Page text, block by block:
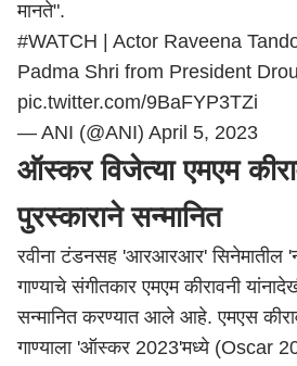
मानते".
#WATCH | Actor Raveena
Padma Shri from President
pic.twitter.com/9BaFYP3TZi
— ANI (@ANI) April 5, 2023
ऑस्कर विजेत्या एमएम
पुरस्काराने सन्मानित
रवीना टंडनसह 'आरआरआर' सिनेमातील
गाण्याचे संगीतकार एमएम कीरावनी
सन्मानित करण्यात आले आहे. एमएस
गाण्याला 'ऑस्कर 2023'मध्ये (Oscar